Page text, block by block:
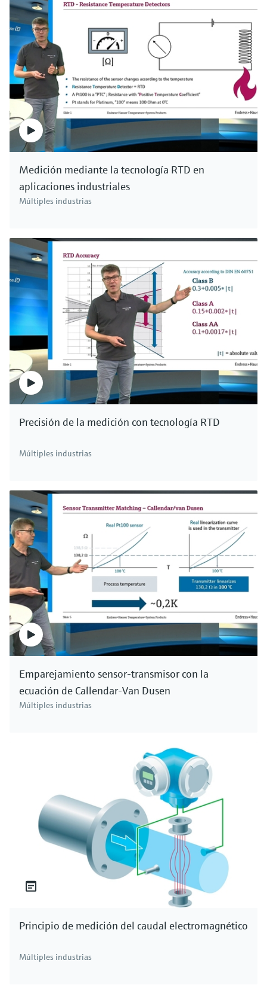
Medición mediante la tecnología RTD en
aplicaciones industriales
Múltiples industrias
Precisión de la medición con tecnología RTD
Múltiples industrias
Emparejamiento sensor-transmisor con la
ecuación de Callendar-Van Dusen
Múltiples industrias
Principio de medición del caudal electromagnético
Múltiples industrias